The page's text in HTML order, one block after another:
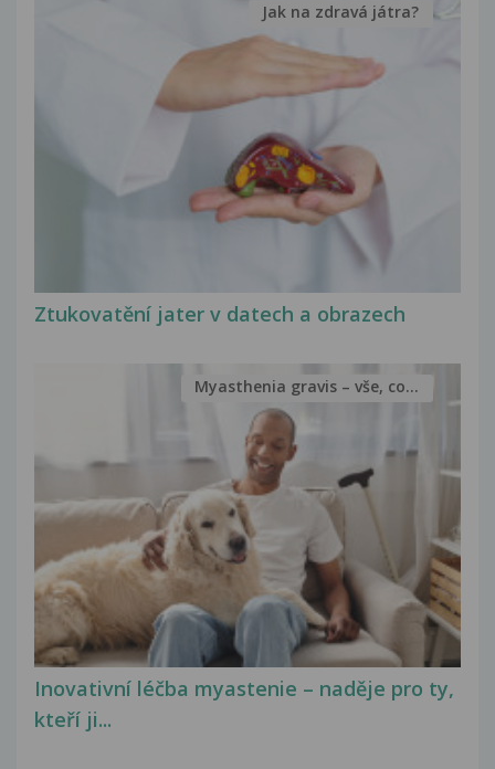
Ztukovatění jater v datech a obrazech
Jak na zdravá játra?
Inovativní léčba myastenie – naděje pro ty,
kteří ji...
Myasthenia gravis – vše, co...